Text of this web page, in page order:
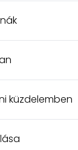
küzdelemben